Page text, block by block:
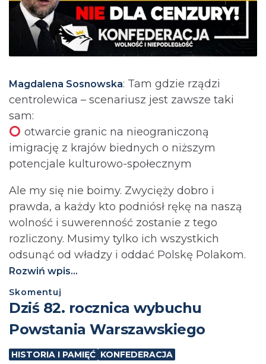
Magdalena Sosnowska: Tam gdzie rządzi
centrolewica – scenariusz jest zawsze taki
sam:
otwarcie granic na nieograniczoną
imigrację z krajów biednych o niższym
potencjale kulturowo-społecznym
Ale my się nie boimy. Zwycięży dobro i
prawda, a każdy kto podniósł rękę na naszą
wolność i suwerenność zostanie z tego
rozliczony. Musimy tylko ich wszystkich
odsunąć od władzy i oddać Polskę Polakom.
Rozwiń wpis...
Skomentuj
Dziś 82. rocznica wybuchu
Powstania Warszawskiego
HISTORIA I PAMIĘĆ KONFEDERACJA